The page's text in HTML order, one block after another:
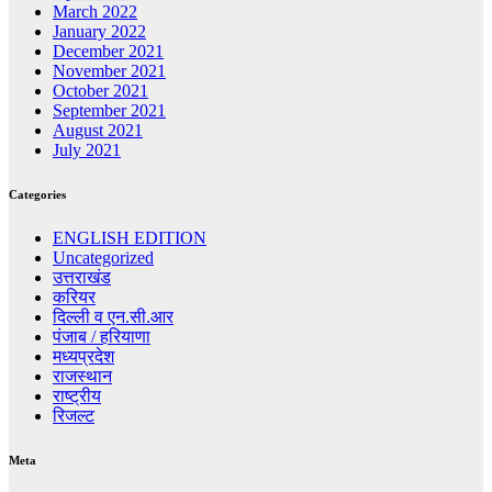
March 2022
January 2022
December 2021
November 2021
October 2021
September 2021
August 2021
July 2021
Categories
ENGLISH EDITION
Uncategorized
उत्तराखंड
करियर
दिल्ली व एन.सी.आर
पंजाब / हरियाणा
मध्यप्रदेश
राजस्थान
राष्ट्रीय
रिजल्ट
Meta